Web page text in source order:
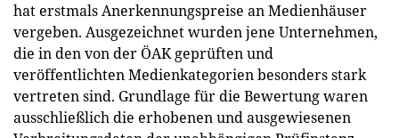
hat erstmals Anerkennungspreise an Medienhäuser
vergeben. Ausgezeichnet wurden jene Unternehmen,
die in den von der ÖAK geprüften und
veröffentlichten Medienkategorien besonders stark
vertreten sind. Grundlage für die Bewertung waren
ausschließlich die erhobenen und ausgewiesenen